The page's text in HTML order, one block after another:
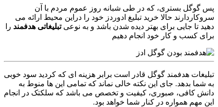
پس گوگل بستری، که در طی شبانه روز عموم مردم با آن
سروکاردارند حالا خرید تبلیغ ادوردز خود را دراین محیط ارائه می
دهید تا جایی برای بهتر دیده شدن باشد و به نوعیتبلیغاتی هدفمند را
برای کسب و کار خود انجام دهیم
تبلیغات هدفمند گوگل قادر است برابر هزینه ای که کردید سود خوبی
به شما بدهد. جای این نکته خالی نماند که تمامی این ها منوط به
دانش کافی، صبوری، کیفیت و تخصص می باشد که سلکتک در انجام
این مهم همواره در کنار شما خواهد بود.